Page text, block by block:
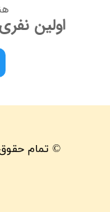
اولین
© تمام